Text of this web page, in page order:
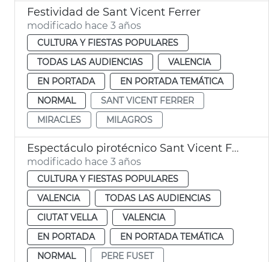
Festividad de Sant Vicent Ferrer
modificado hace 3 años
CULTURA Y FIESTAS POPULARES
TODAS LAS AUDIENCIAS
VALENCIA
EN PORTADA
EN PORTADA TEMÁTICA
NORMAL
SANT VICENT FERRER
MIRACLES
MILAGROS
Espectáculo pirotécnico Sant Vicent Ferrer
modificado hace 3 años
CULTURA Y FIESTAS POPULARES
VALENCIA
TODAS LAS AUDIENCIAS
CIUTAT VELLA
VALENCIA
EN PORTADA
EN PORTADA TEMÁTICA
NORMAL
PERE FUSET